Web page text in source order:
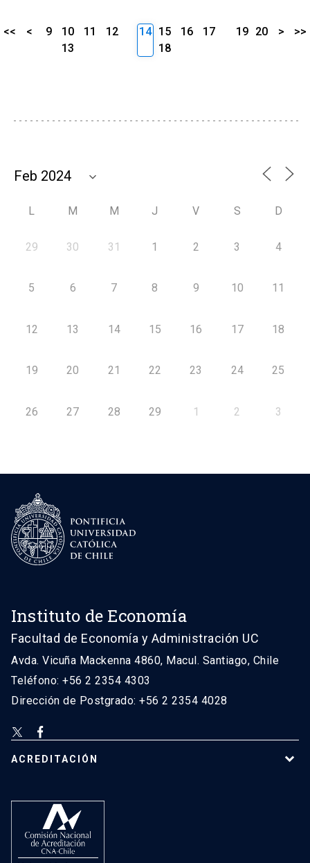
<< < 9 10 11
12
13
14 15 16
17
18
19 20 > >>
L M M J V S D
29 30 31 1 2 3 4
5 6 7 8 9 10 11
12 13 14 15 16 17 18
19 20 21 22 23 24 25
26 27 28 29 1 2 3
Instituto de Economía
Facultad de Economía y Administración UC
Avda. Vicuña Mackenna 4860, Macul. Santiago, Chile
Teléfono: +56 2 2354 4303
Dirección de Postgrado: +56 2 2354 4028
ACREDITACIÓN